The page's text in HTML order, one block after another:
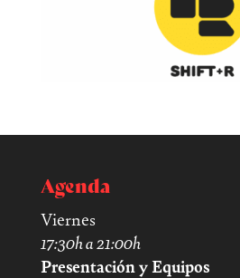
Agenda
Viernes
17:30h a 21:00h
Presentación y Equipos